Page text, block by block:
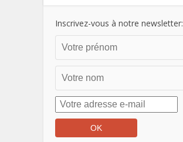
Inscrivez-vous à notre newsletter: